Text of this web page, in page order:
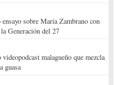
sobre María Zambrano con
Generación del 27
malagueño que mezcla
guasa